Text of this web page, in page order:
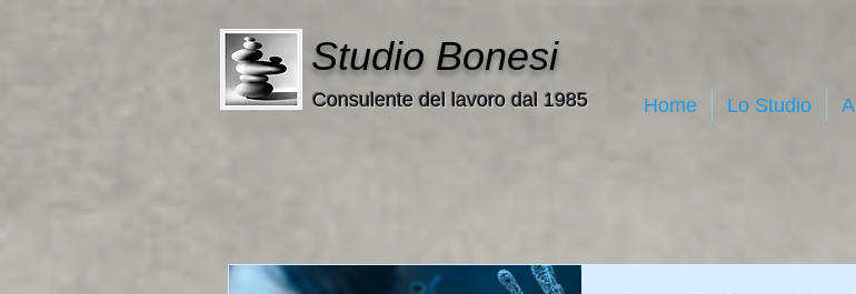
Studio Bonesi
Consulente del lavoro dal 1985 Home Lo Studio